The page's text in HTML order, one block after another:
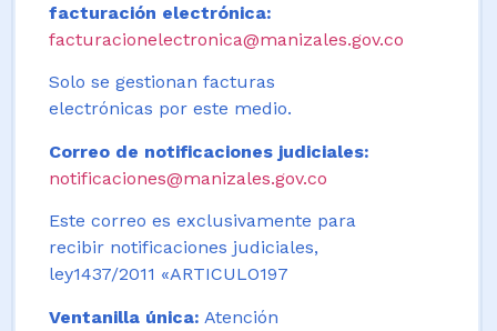
facturación electrónica:
facturacionelectronica@manizales.gov.co
Solo se gestionan facturas
electrónicas por este medio.
Correo de notificaciones judiciales:
notificaciones@manizales.gov.co
Este correo es exclusivamente para
recibir notificaciones judiciales,
ley1437/2011 «ARTICULO197
Ventanilla única: Atención